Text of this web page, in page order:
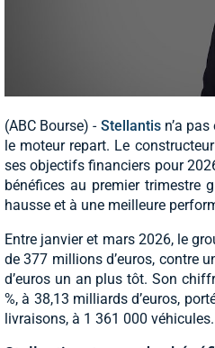
(ABC Bourse) - Stellantisn’a pas
le moteur repart. Le
ses objectifs financiers pour
bénéfices au premier trimestre
hausse et à une meilleure
Entre janvier et mars 2026, le
de 377 millions d’euros, contre
d’euros un an plus tôt. Son
%, à 38,13 milliards d’euros,
livraisons, à 1 361 000 véhicules.